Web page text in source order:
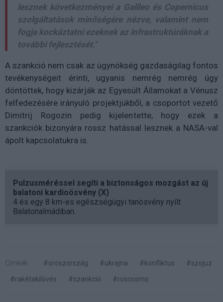
lesznek következményei a Galileo és Copernicus
szolgáltatások minőségére nézve, valamint nem
fogja kockáztatni ezeknek az infrastruktúráknak a
további fejlesztését."
A szankció nem csak az ügynökség gazdaságilag fontos
tevékenységeit érinti, ugyanis nemrég nemrég úgy
döntöttek, hogy kizárják az Egyesült Államokat a Vénusz
felfedezésére irányuló projektjükből, a csoportot vezető
Dimitrij Rogozin pedig kijelentette, hogy ezek a
szankciók bizonyára rossz hatással lesznek a NASA-val
ápolt kapcsolatukra is.
Pulzusméréssel segíti a biztonságos mozgást az új
balatoni kardioösvény (X)
4 és egy 8 km-es egészségügyi tanösvény nyílt
Balatonalmádiban.
Címkék: #oroszország #ukrajna #konfliktus
#szojuz
#rakétakilövés
#szankció #roscosmo